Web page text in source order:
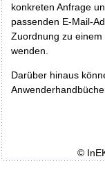
konkreten Anfrage
passenden E-Mail-
Zuordnung zu
wenden.
Darüber hinaus
©